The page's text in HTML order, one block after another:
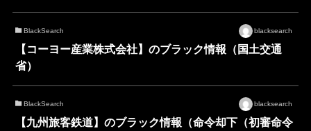
BlackSearch blacksearch
【コーヨー産業株式会社】のブラック情報（国土交通
省）
BlackSearch blacksearch
【九州旅客鉄道】のブラック情報（命令却下（初審命令